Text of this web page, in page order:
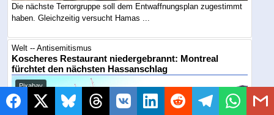
Die nächste Terrorgruppe soll dem Entwaffnungsplan zugestimmt
haben. Gleichzeitig versucht Hamas ...
Welt -- Antisemitismus
Koscheres Restaurant niedergebrannt: Montreal
fürchtet den nächsten Hassanschlag
Pixabay